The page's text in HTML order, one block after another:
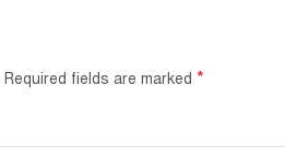
Required fields are marked *